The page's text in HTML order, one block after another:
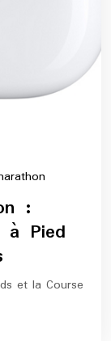
:
à Pied
et la Course